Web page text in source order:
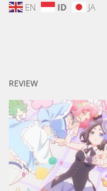
EN ID JA
REVIEW